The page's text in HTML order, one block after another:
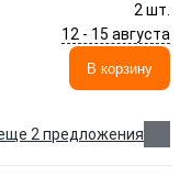
2 шт.
12 - 15 августа
В корзину
2 предложения